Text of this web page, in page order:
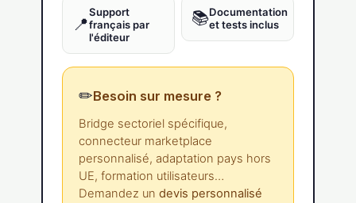
📍
Support
français par
l'éditeur
📚Documentation
et tests inclus
✏Besoin sur mesure ?
Bridge sectoriel spécifique,
connecteur marketplace
personnalisé, adaptation pays hors
UE, formation utilisateurs…
Demandez un devis personnalisé